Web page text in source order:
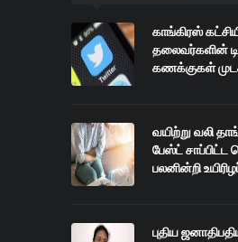
காங்கிரஸ்
தலைவர்களின்
கணக்குகள்
வயிற்று வலி
பேஸ்ட் சாப்பிட்ட
பலனின்றி
புதிய